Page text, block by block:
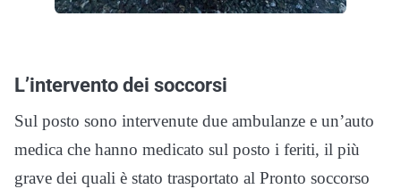
L’intervento dei soccorsi
Sul posto sono intervenute due ambulanze e un’auto
medica che hanno medicato sul posto i feriti, il più
grave dei quali è stato trasportato al Pronto soccorso